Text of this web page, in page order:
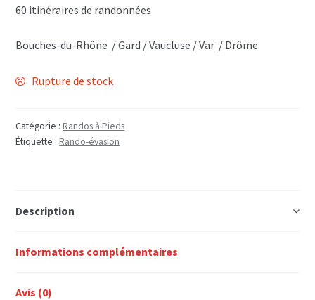
initial
20,00€.
actuel
14,00€.
60 itinéraires de randonnées
Bouches-du-Rhône / Gard / Vaucluse / Var / Drôme
Rupture de stock
Catégorie :Randos à Pieds
Étiquette :Rando-évasion
Description
Informations complémentaires
Avis (0)